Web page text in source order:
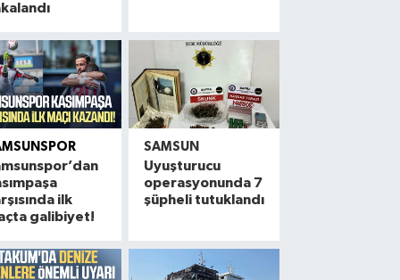
ilk
galibiyet!
SAMSUN
Uyuşturucu
operasyonunda 7
şüpheli tutuklandı